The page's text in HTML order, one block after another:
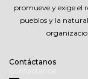
promueve y exige el
pueblos y la
Contáctanos